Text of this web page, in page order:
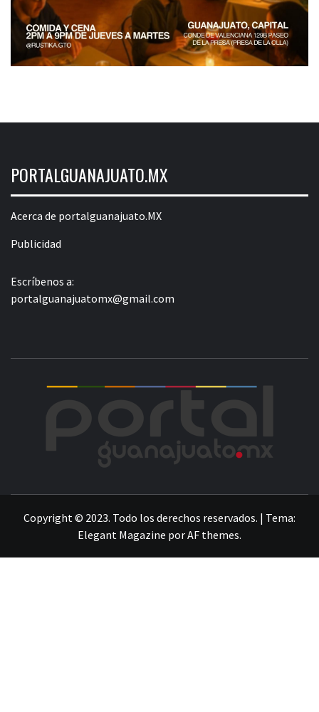
PORTALGUANAJUATO.MX
Acerca de portalguanajuato.MX
Publicidad
Escríbenos a:
portalguanajuatomx@gmail.com
Copyright © 2023. Todo los derechos reservados. | Tema:
Elegant Magazine porAF themes.